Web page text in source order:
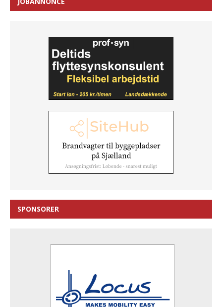
SPONSORER